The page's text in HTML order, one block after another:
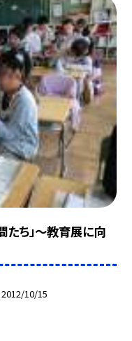
ち」〜教育展に向
2012/10/15